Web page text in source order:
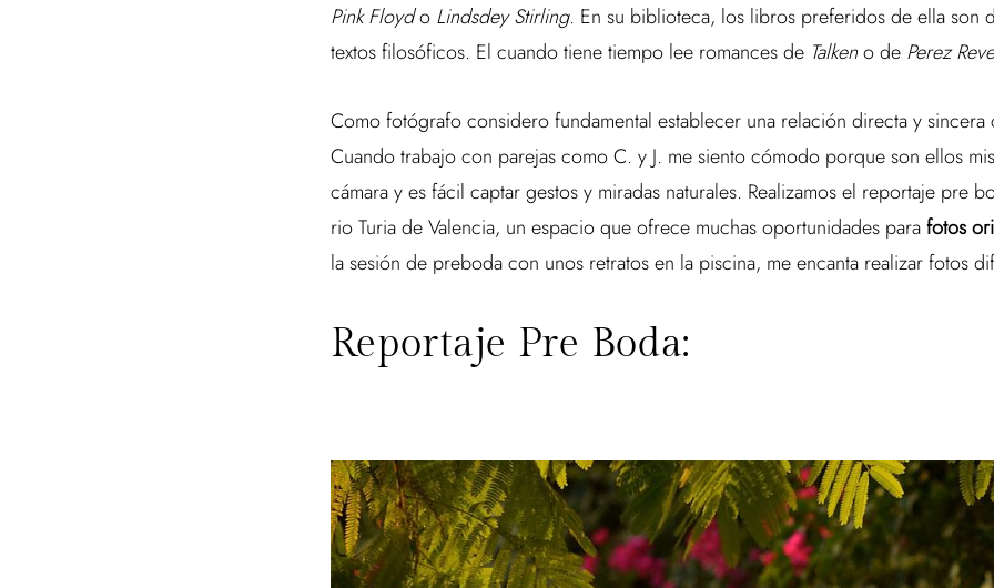
Pink Floydo Lindsdey Stirling. En su biblioteca, los libros preferidos de ella son
textos filosóficos. El cuando tiene tiempo lee romances de Talkeno de Perez
Como fotógrafo considero fundamental establecer una relación directa y sincera
Cuando trabajo con parejas como C. y J. me siento cómodo porque son ellos
cámara y es fácil captar gestos y miradas naturales. Realizamos el reportaje pre
rio Turia de Valencia, un espacio que ofrece muchas oportunidades parafotos
la sesión de preboda con unos retratos en la piscina, me encanta realizar fotos
Reportaje Pre Boda: